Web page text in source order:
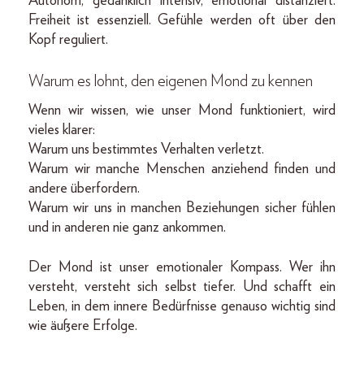
Freiheit ist essenziell. Gefühle werden oft über den
Kopf reguliert.
Warum es lohnt, den eigenen Mond zu kennen
Wenn wir wissen, wie unser Mond funktioniert, wird
vieles klarer:
Warum uns bestimmtes Verhalten verletzt.
Warum wir manche Menschen anziehend finden und
andere überfordern.
Warum wir uns in manchen Beziehungen sicher fühlen
und in anderen nie ganz ankommen.
Der Mond ist unser emotionaler Kompass. Wer ihn
versteht, versteht sich selbst tiefer. Und schafft ein
Leben, in dem innere Bedürfnisse genauso wichtig sind
wie äußere Erfolge.